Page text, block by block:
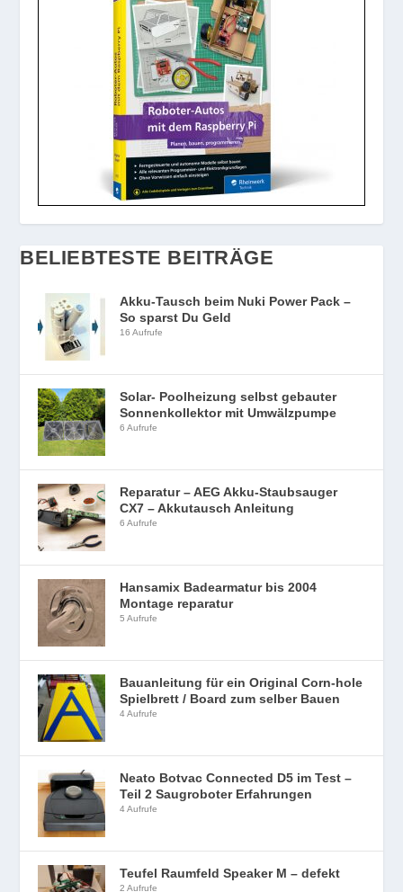
BELIEBTESTE BEITRÄGE
Akku-Tausch beim Nuki Power Pack –
So sparst Du Geld
16 Aufrufe
Solar- Poolheizung selbst gebauter
Sonnenkollektor mit Umwälzpumpe
6 Aufrufe
Reparatur – AEG Akku-Staubsauger
CX7 – Akkutausch Anleitung
6 Aufrufe
Hansamix Badearmatur bis 2004
Montage reparatur
5 Aufrufe
Bauanleitung für ein Original Corn-hole
Spielbrett / Board zum selber Bauen
4 Aufrufe
Neato Botvac Connected D5 im Test –
Teil 2 Saugroboter Erfahrungen
4 Aufrufe
Teufel Raumfeld Speaker M – defekt
2 Aufrufe